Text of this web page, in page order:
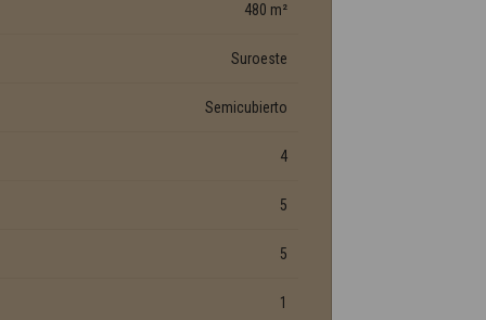
480 m²
Suroeste
Semicubierto
4
5
5
1